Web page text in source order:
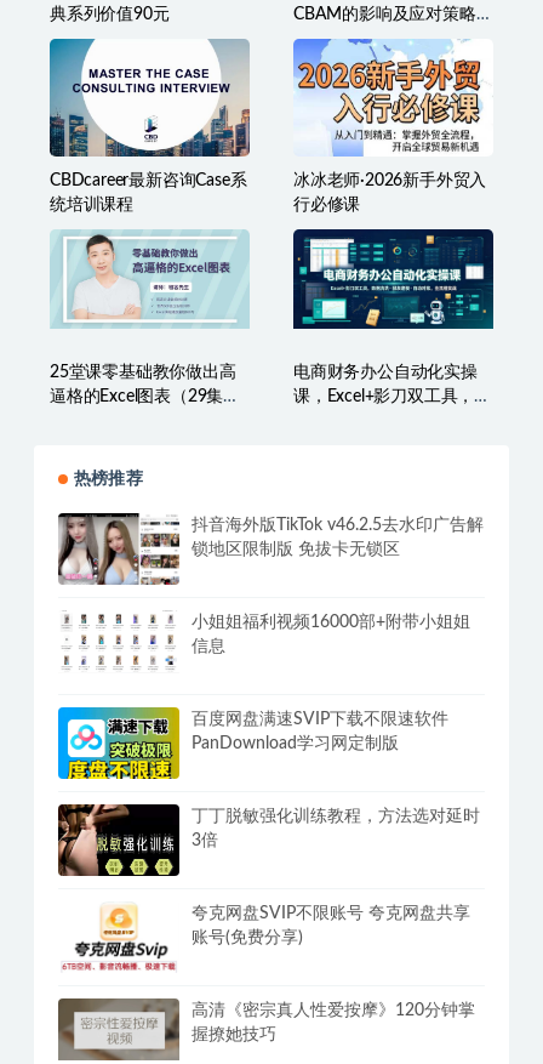
典系列价值90元
CBAM的影响及应对策略-7
月2日
CBDcareer最新咨询Case系
统培训课程
冰冰老师·2026新手外贸入
行必修课
25堂课零基础教你做出高
逼格的Excel图表（29集
电商财务办公自动化实操
课，Excel+影刀双工具，数
热榜推荐
抖音海外版TikTok v46.2.5去水印广告解
锁地区限制版 免拔卡无锁区
小姐姐福利视频16000部+附带小姐姐
信息
百度网盘满速SVIP下载不限速软件
PanDownload学习网定制版
丁丁脱敏强化训练教程，方法选对延时
3倍
夸克网盘SVIP不限账号 夸克网盘共享
账号(免费分享)
高清《密宗真人性爱按摩》120分钟掌
握撩她技巧